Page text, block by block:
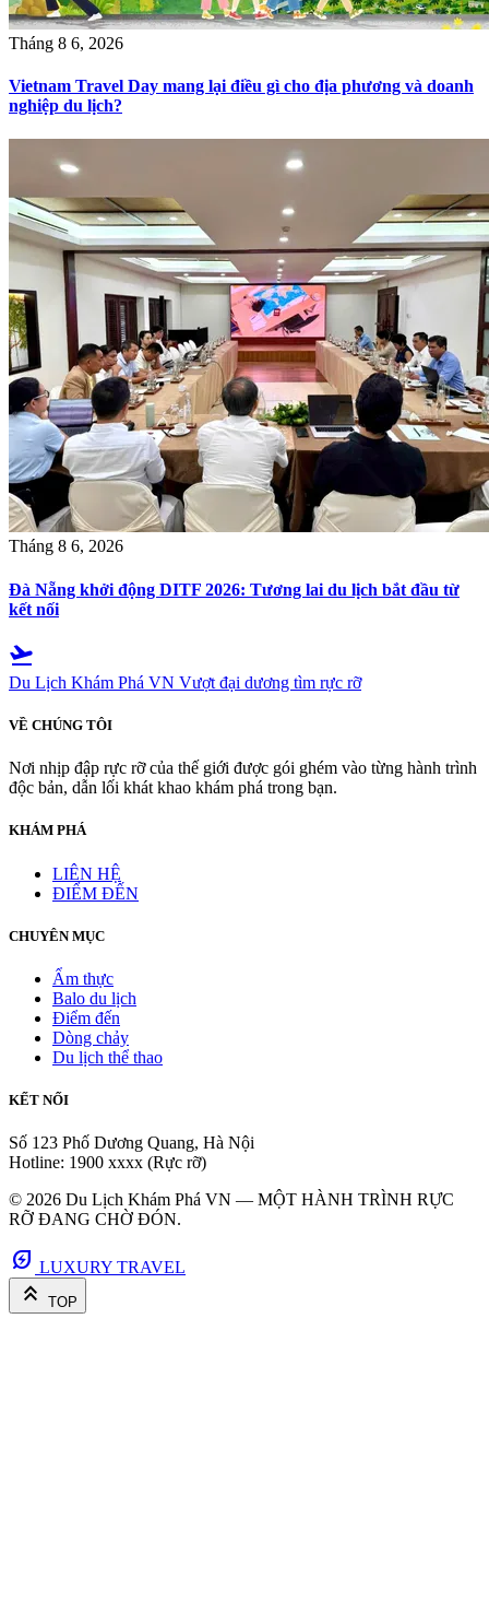
Tháng 8 6, 2026
Vietnam Travel Day mang lại điều gì cho địa phương và doanh
nghiệp du lịch?
Tháng 8 6, 2026
Đà Nẵng khởi động DITF 2026: Tương lai du lịch bắt đầu từ
kết nối
flight_takeoff
Du Lịch Khám Phá VN Vượt đại dương tìm rực rỡ
VỀ CHÚNG TÔI
Nơi nhịp đập rực rỡ của thế giới được gói ghém vào từng hành trình
độc bản, dẫn lối khát khao khám phá trong bạn.
KHÁM PHÁ
LIÊN HỆ
ĐIỂM ĐẾN
CHUYÊN MỤC
Ẩm thực
Balo du lịch
Điểm đến
Dòng chảy
Du lịch thể thao
KẾT NỐI
Số 123 Phố Dương Quang, Hà Nội
Hotline: 1900 xxxx (Rực rỡ)
© 2026 Du Lịch Khám Phá VN — MỘT HÀNH TRÌNH RỰC
RỠ ĐANG CHỜ ĐÓN.
energy_savings_leaf LUXURY TRAVEL
keyboard_double_arrow_up TOP